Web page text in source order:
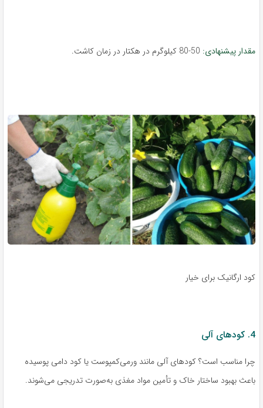
مقدار پیشنهادی: 50-80 کیلوگرم در هکتار در زمان کاشت.
کود ارگانیک برای خیار
4. کودهای آلی
چرا مناسب است؟ کودهای آلی مانند ورمی‌کمپوست یا کود دامی پوسیده
باعث بهبود ساختار خاک و تأمین مواد مغذی به‌صورت تدریجی می‌شوند.